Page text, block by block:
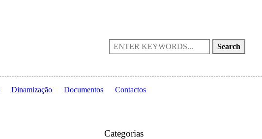
Search
Dinamização Documentos Contactos
Categorias